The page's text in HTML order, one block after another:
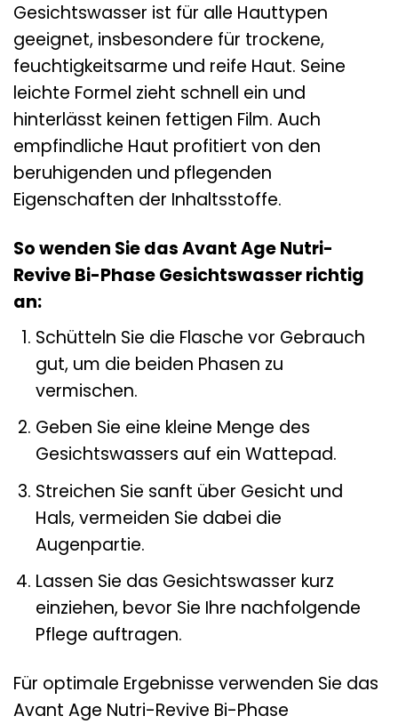
Gesichtswasser ist für alle Hauttypen
geeignet, insbesondere für trockene,
feuchtigkeitsarme und reife Haut. Seine
leichte Formel zieht schnell ein und
hinterlässt keinen fettigen Film. Auch
empfindliche Haut profitiert von den
beruhigenden und pflegenden
Eigenschaften der Inhaltsstoffe.
So wenden Sie das Avant Age Nutri-
Revive Bi-Phase Gesichtswasser richtig
an:
Schütteln Sie die Flasche vor Gebrauch
gut, um die beiden Phasen zu
vermischen.
Geben Sie eine kleine Menge des
Gesichtswassers auf ein Wattepad.
Streichen Sie sanft über Gesicht und
Hals, vermeiden Sie dabei die
Augenpartie.
Lassen Sie das Gesichtswasser kurz
einziehen, bevor Sie Ihre nachfolgende
Pflege auftragen.
Für optimale Ergebnisse verwenden Sie das
Avant Age Nutri-Revive Bi-Phase